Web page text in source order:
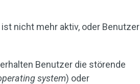
nicht mehr aktiv, oder Benutzer
Benutzer die störende
system) oder